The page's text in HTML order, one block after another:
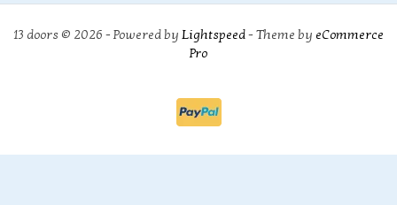
13 doors © 2026 - Powered by Lightspeed- Theme by eCommerce
Pro